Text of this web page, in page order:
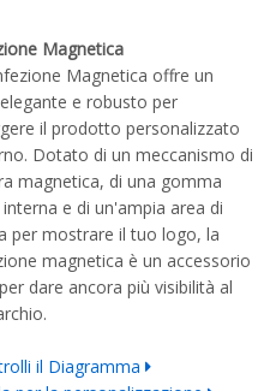
Magnetica
Magnetica offre un
e robusto per
il prodotto personalizzato
Dotato di un meccanismo di
magnetica, di una gomma
e di un'ampia area di
per mostrare il tuo logo, la
magnetica è un accessorio
dare ancora più visibilità al
il Diagramma